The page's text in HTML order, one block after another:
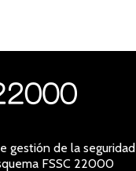
gestión de la seguridad
FSSC 22000